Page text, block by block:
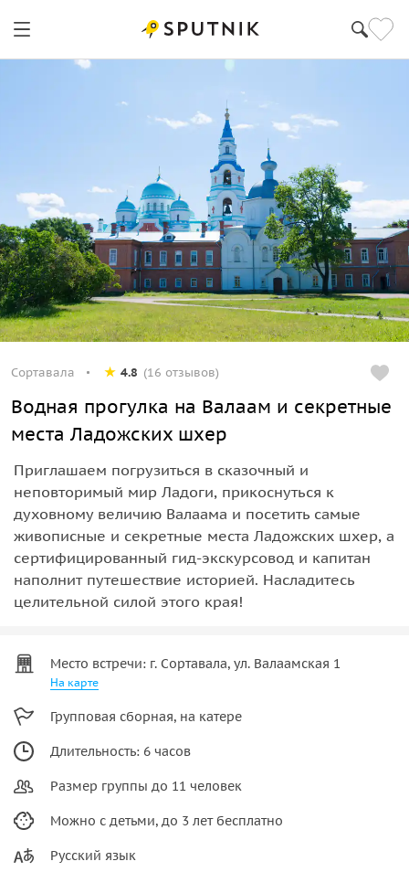
Сортавала 4.8 (16 отзывов)
Водная прогулка на Валаам и секретные
места Ладожских шхер
Приглашаем погрузиться в сказочный и
неповторимый мир Ладоги, прикоснуться к
духовному величию Валаама и посетить самые
живописные и секретные места Ладожских шхер, а
сертифицированный гид-экскурсовод и капитан
наполнит путешествие историей. Насладитесь
целительной силой этого края!
Место встречи: г. Сортавала, ул. Валаамская 1
На карте
Групповая сборная, на катере
Длительность: 6 часов
Размер группы до 11 человек
Можно с детьми, до 3 лет бесплатно
Русский язык